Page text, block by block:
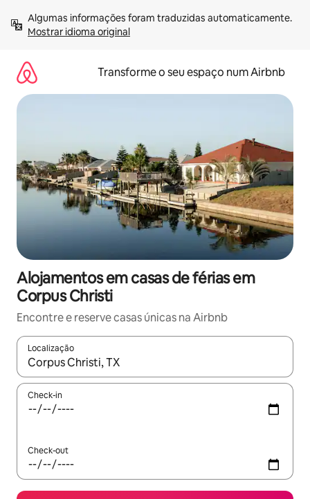
para
Mostrar idioma original
Transforme o seu espaço num Airbnb
Alojamentos em casas de férias em
Corpus Christi
Encontre e reserve casas únicas na Airbnb
Localização
Quando os resultados estiverem disponíveis, navegue com
Check-in
Check-out